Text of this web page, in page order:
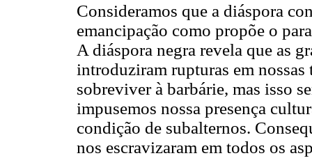
Consideramos que a diáspora
emancipação como propõe o
A diáspora negra revela que as
introduziram rupturas em nossas
sobreviver à barbárie, mas isso
impusemos nossa presença
condição de subalternos.
nos escravizaram em todos os